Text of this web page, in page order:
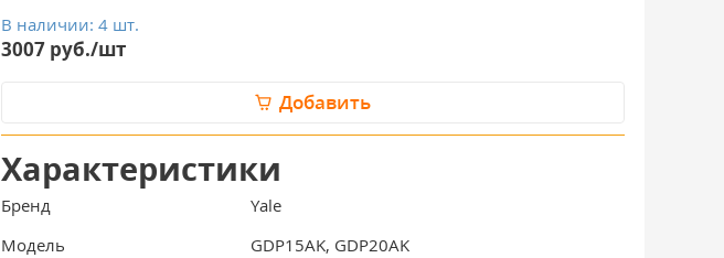
В наличии: 4 шт.
3007 руб./шт
Добавить
Характеристики
Бренд
Yale
Модель
GDP15AK, GDP20AK